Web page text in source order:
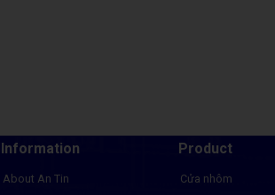
Information
About An Tin
Product
Cửa nhôm